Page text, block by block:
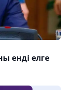
енді елге